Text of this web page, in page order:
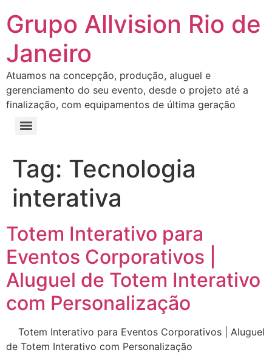
Grupo Allvision Rio de
Janeiro
Atuamos na concepção, produção, aluguel e
gerenciamento do seu evento, desde o projeto até a
finalização, com equipamentos de última geração
Tag: Tecnologia
interativa
Totem Interativo para
Eventos Corporativos |
Aluguel de Totem Interativo
com Personalização
Totem Interativo para Eventos Corporativos | Aluguel
de Totem Interativo com Personalização